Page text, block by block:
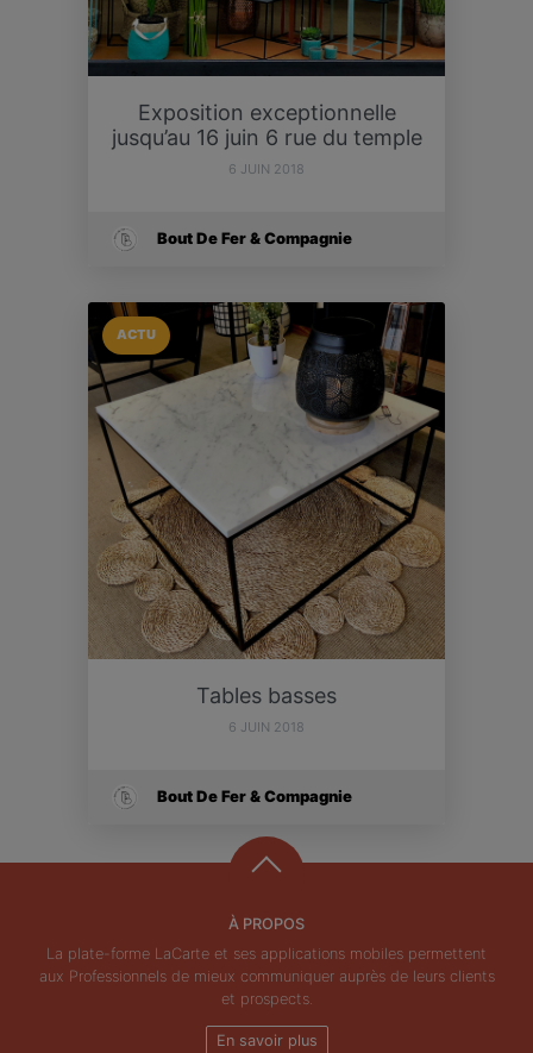
Exposition exceptionnelle
jusqu’au 16 juin 6 rue du temple
6 JUIN 2018
Bout De Fer & Compagnie
ACTU
Tables basses
6 JUIN 2018
Bout De Fer & Compagnie
À PROPOS
La plate-forme LaCarte et ses applications mobiles permettent
aux Professionnels de mieux communiquer auprès de leurs clients
et prospects.
En savoir plus